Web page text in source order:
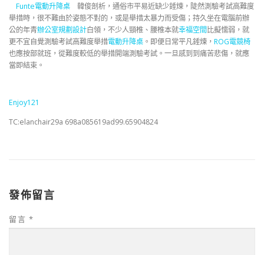
Funte電動升降桌 韓俊剖析，通俗市平易近缺少錘煉，陡然測驗考試高難度
舉措時，很不難由於姿態不對的，或是舉措太暴力而受傷；持久坐在電腦前辦
公的年青辦公室規劃設計白領，不少人頸椎、腰椎本就幸福空間比擬懦弱，就
更不宜自覺測驗考試高難度舉措電動升降桌 。即便日常平凡錘煉， ROG電競椅
也應按部就班，從難度較低的舉措開端測驗考試。一旦感到到痛苦悲傷，就應
當即結束。
Enjoy121
TC:elanchair29a 698a085619ad99.65904824
發佈留言
留言 *